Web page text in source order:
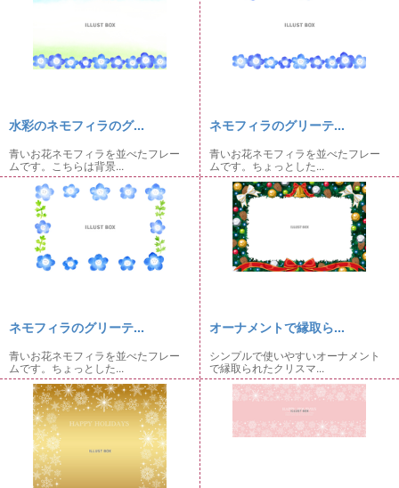
水彩のネモフィラのグ...
青いお花ネモフィラを並べたフレー
ムです。こちらは背景...
ネモフィラのグリーテ...
青いお花ネモフィラを並べたフレー
ムです。ちょっとした...
ネモフィラのグリーテ...
青いお花ネモフィラを並べたフレー
ムです。ちょっとした...
オーナメントで縁取ら...
シンプルで使いやすいオーナメント
で縁取られたクリスマ...